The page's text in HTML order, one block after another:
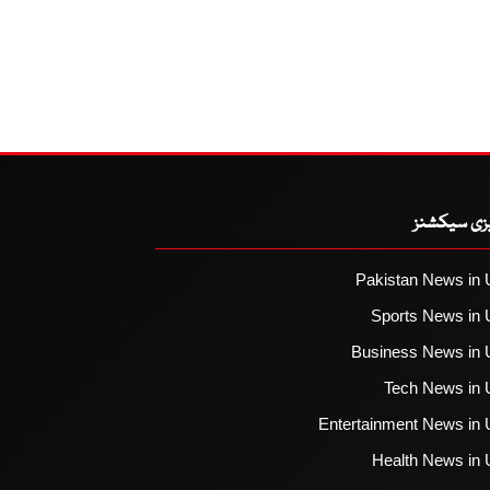
سیکشنز
Pakistan News in
Sports News in
Business News in
Tech News in
Entertainment News in
Health News in